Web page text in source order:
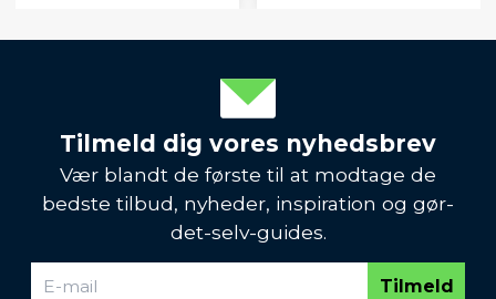
Tilmeld dig vores nyhedsbrev
Vær blandt de første til at modtage de
bedste tilbud, nyheder, inspiration og gør-
det-selv-guides.
Tilmeld